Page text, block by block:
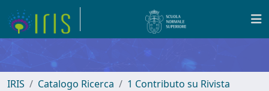
IRIS Catalogo Ricerca
1 Contributo su Rivista